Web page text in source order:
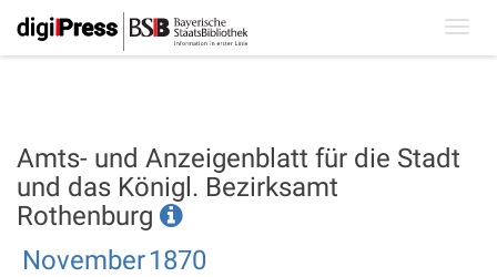
Amts- und Anzeigenblatt für die Stadt
und das Königl. Bezirksamt
Rothenburg
November1870